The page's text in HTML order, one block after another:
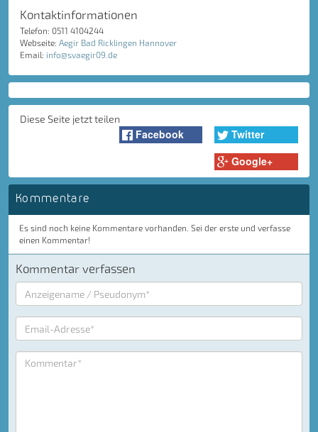
Kontaktinformationen
Telefon: 0511 4104244
Webseite: Aegir Bad Ricklingen Hannover
Email: info@svaegir09.de
Diese Seite jetzt teilen
Facebook
Twitter
Google+
Kommentare
Es sind noch keine Kommentare vorhanden. Sei der erste und verfasse
einen Kommentar!
Kommentar verfassen